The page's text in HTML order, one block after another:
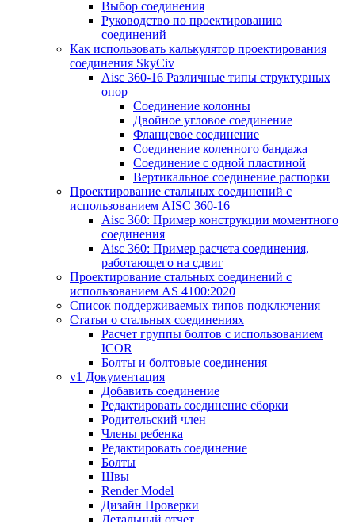
Выбор соединения
Руководство по проектированию
соединений
Как использовать калькулятор проектирования
соединения SkyCiv
Aisc 360-16 Различные типы структурных
опор
Соединение колонны
Двойное угловое соединение
Фланцевое соединение
Соединение коленного бандажа
Соединение с одной пластиной
Вертикальное соединение распорки
Проектирование стальных соединений с
использованием AISC 360-16
Aisc 360: Пример конструкции моментного
соединения
Aisc 360: Пример расчета соединения,
работающего на сдвиг
Проектирование стальных соединений с
использованием AS 4100:2020
Список поддерживаемых типов подключения
Статьи о стальных соединениях
Расчет группы болтов с использованием
ICOR
Болты и болтовые соединения
v1 Документация
Добавить соединение
Редактировать соединение сборки
Родительский член
Члены ребенка
Редактировать соединение
Болты
Швы
Render Model
Дизайн Проверки